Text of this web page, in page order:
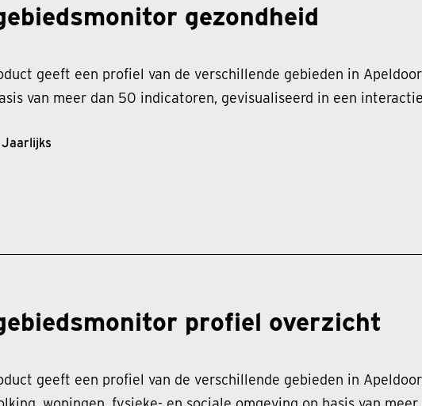
gezondheid
geeft een profiel van de verschillende gebieden in
van meer dan 50 indicatoren, gevisualiseerd in een
profiel overzicht
geeft een profiel van de verschillende gebieden in